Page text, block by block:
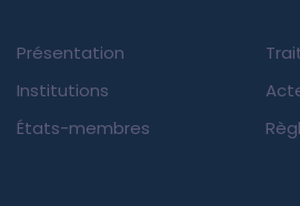
Présentation
Institutions
États-membres